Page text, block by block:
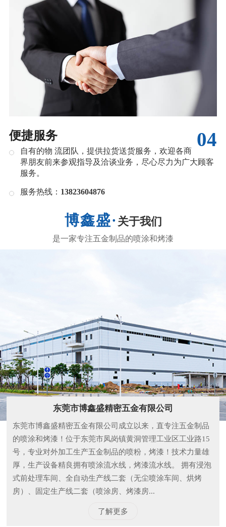
04
便捷服务
自有的物 流团队，提供拉货送货服务，欢迎各商
界朋友前来参观指导及洽谈业务，尽心尽力为广大顾客
服务。
服务热线： 13823604876
关于我们
东莞市博鑫盛精密五金有限公司
东莞市博鑫盛精密五金有限公司成立以来，直专注五金制品
的喷涂和烤漆！位于东莞市凤岗镇黄洞管理工业区工业路15
号，专业对外加工生产五金制品的喷粉，烤漆！技术力量雄
厚，生产设备精良拥有喷涂流水线，烤漆流水线。 拥有浸泡
式前处理车间、全自动生产线二套（无尘喷涂车间、烘烤
房）、固定生产线二套（喷涂房、烤漆房...
了解更多